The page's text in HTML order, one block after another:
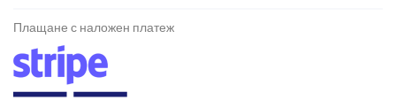
Плащане с наложен платеж